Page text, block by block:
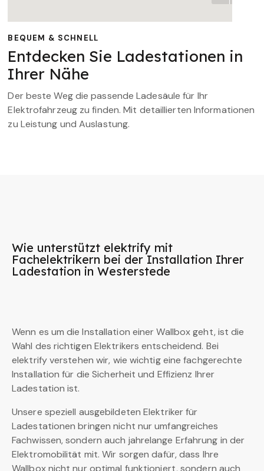
BEQUEM & SCHNELL
Entdecken Sie Ladestationen in
Ihrer Nähe
Der beste Weg die passende Ladesäule für Ihr
Elektrofahrzeug zu finden. Mit detaillierten Informationen
zu Leistung und Auslastung.
Wie unterstützt elektrify mit
Fachelektrikern bei der Installation Ihrer
Ladestation in Westerstede
Wenn es um die Installation einer Wallbox geht, ist die
Wahl des richtigen Elektrikers entscheidend. Bei
elektrify verstehen wir, wie wichtig eine fachgerechte
Installation für die Sicherheit und Effizienz Ihrer
Ladestation ist.
Unsere speziell ausgebildeten Elektriker für
Ladestationen bringen nicht nur umfangreiches
Fachwissen, sondern auch jahrelange Erfahrung in der
Elektromobilität mit. Wir sorgen dafür, dass Ihre
Wallbox nicht nur optimal funktioniert, sondern auch